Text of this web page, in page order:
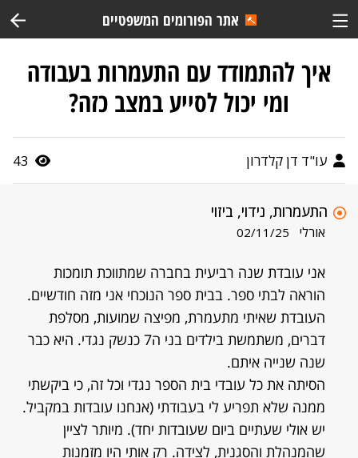
אתר הפורומים המשפטיים
איך להתמודד עם התעמרות בעבודה
ומי יכול לסייע במצב כזה?
עו"ד דן קלדרון 43
התעמרות, נידוי, ביזוי
אורלי 02/11/25
אני עובדת שנה רביעית בחברה שמתווכת תומכות
הוראה לבתי ספר. בבית ספר הנוכחי אני מזה חודשיים.
העובדת שאיתי מתעמרת, מפיצה שמועות, מסלפת
דברים, משתמשת בילדים בני ה7 כנשק נגדי. היא כבר
שנה שנייה איתם.
הסיתה את כל עובדי בית הספר נגדי וכל זה, כי ביקשתי
ממנה שלא תפריע לי בעבודתי (אנחנו עובדות במקביל.
יש אולי שעתיים ביום שעובדות יחד). מיותר לציין
שהמנהלת והסגנית, לצידה. רק אותי היו מזמנות